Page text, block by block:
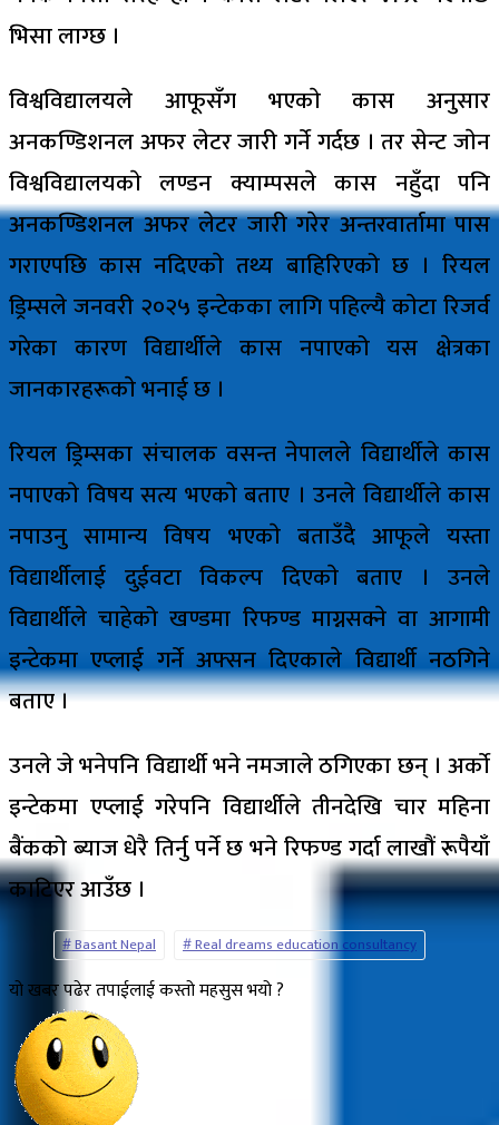
भिसा लाग्छ ।
विश्वविद्यालयले आफूसँग भएकाे कास अनुसार
अनकण्डिशनल अफर लेटर जारी गर्ने गर्दछ । तर सेन्ट जाेन
विश्वविद्यालयकाे लण्डन क्याम्पसले कास नहुँदा पनि
अनकण्डिशनल अफर लेटर जारी गरेर अन्तरवार्तामा पास
गराएपछि कास नदिएकाे तथ्य बाहिरिएको छ । रियल
ड्रिम्सले जनवरी २०२५ इन्टेकका लागि पहिल्यै काेटा रिजर्व
गरेका कारण विद्यार्थीले कास नपाएको यस क्षेत्रका
जानकारहरूकाे भनाई छ ।
रियल ड्रिम्सका संचालक वसन्त नेपालले विद्यार्थीले कास
नपाएकाे विषय सत्य भएकाे बताए । उनले विद्यार्थीले कास
नपाउनु सामान्य विषय भएकाे बताउँदै आफूले यस्ता
विद्यार्थीलाई दुईवटा विकल्प दिएकाे बताए । उनले
विद्यार्थीले चाहेको खण्डमा रिफण्ड माग्नसक्ने वा आगामी
इन्टेकमा एप्लाई गर्ने अफ्सन दिएकाले विद्यार्थी नठगिने
बताए ।
उनले जे भनेपनि विद्यार्थी भने नमजाले ठगिएका छन् । अर्काे
इन्टेकमा एप्लाई गरेपनि विद्यार्थीले तीनदेखि चार महिना
बैंकको ब्याज धेरै तिर्नु पर्ने छ भने रिफण्ड गर्दा लाखौं रूपैयाँ
काटिएर आउँछ ।
Basant Nepal Real dreams education consultancy
यो खबर पढेर तपाईलाई कस्तो महसुस भयो ?